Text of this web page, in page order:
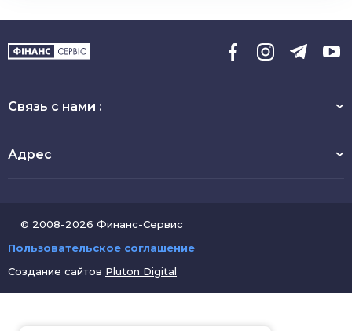
Связь с нами :
Адрес
© 2008-2026 Финанс-Сервис
Пользовательское соглашение
Создание сайтов Pluton Digital